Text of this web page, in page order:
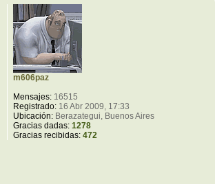
m606paz
Mensajes:16515
Registrado:16 Abr 2009, 17:33
Ubicación:Berazategui, Buenos Aires
Gracias dadas: 1278
Gracias recibidas: 472